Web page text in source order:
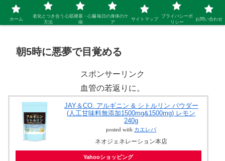
シニア 新しい人生を開拓するブログ
朝5時に悪夢で目覚める
スポンサーリンク
血管の若返りに。
JAY＆CO. アルギニン & シトルリン パウダー
(人工甘味料無添加1500mg&1500mg) レモン
240g
posted with カエレバ
ネオジェネレーション本店
Yahooショッピング
ホーム
老化とつき合う
方法
心筋梗塞・心臓
病
毎日の身体のケ
ア
サイトマップ
プライバシーポ
リシー
お問い合わせ